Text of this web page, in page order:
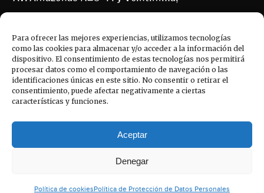
Para ofrecer las mejores experiencias, utilizamos tecnologías
como las cookies para almacenar y/o acceder a la información del
dispositivo. El consentimiento de estas tecnologías nos permitirá
procesar datos como el comportamiento de navegación o las
identificaciones únicas en este sitio. No consentir o retirar el
consentimiento, puede afectar negativamente a ciertas
características y funciones.
Aceptar
Denegar
Política de cookiesPolítica de Protección de Datos Personales
Quito – Ecuador
Reservaciones: (593-2) 254 4454 / 254 5156
Fax: (593-2) 2221-337
re******@**************
ve****@**************el.com
in******@**************el.com
ACCESO RÁPIDO